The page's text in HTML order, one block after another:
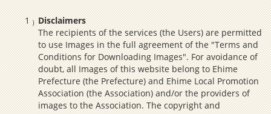
Disclaimers
The recipients of the services (the Users) are permitted
to use Images in the full agreement of the "Terms and
Conditions for Downloading Images". For avoidance of
doubt, all Images of this website belong to Ehime
Prefecture (the Prefecture) and Ehime Local Promotion
Association (the Association) and/or the providers of
images to the Association. The copyright and